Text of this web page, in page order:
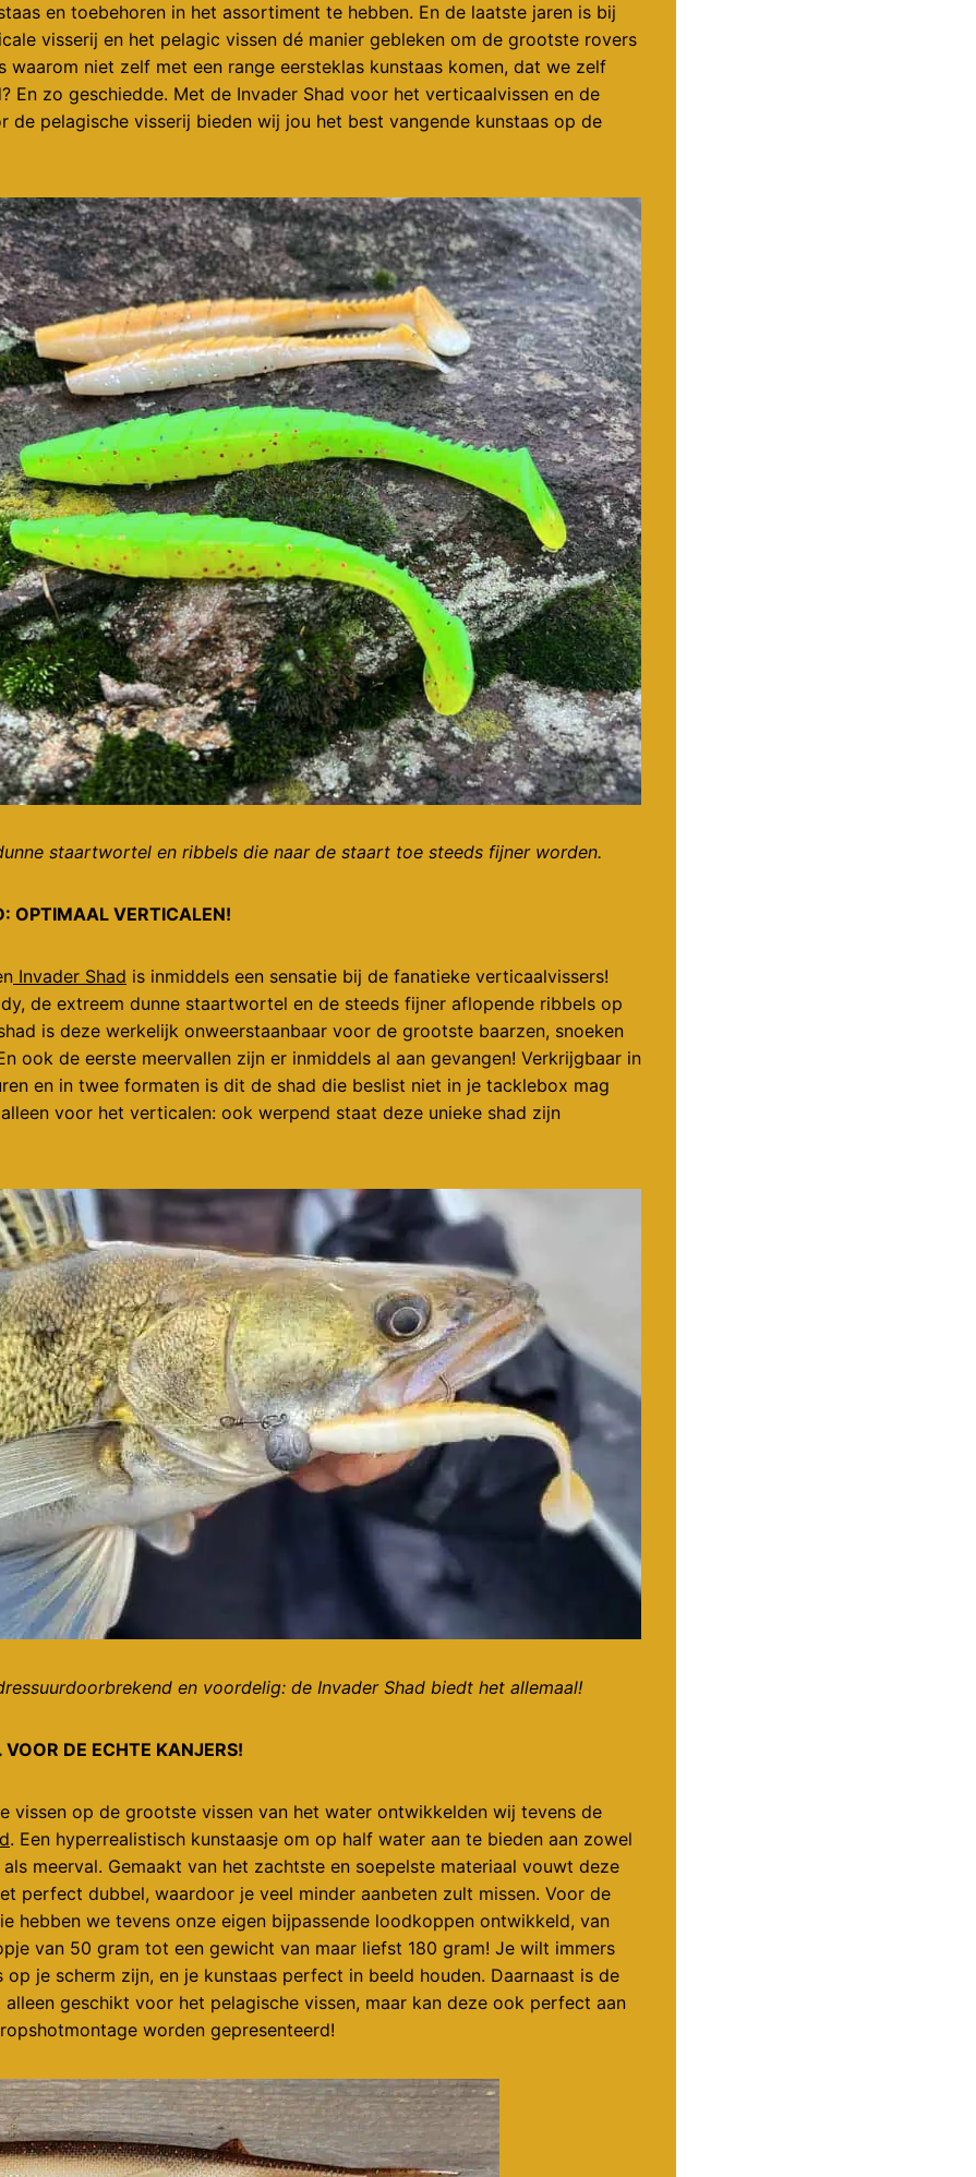
en toebehoren in het assortiment te hebben. En de laatste jaren is bij
visserij en het pelagic vissen dé manier gebleken om de grootste rovers
waarom niet zelf met een range eersteklas kunstaas komen, dat we zelf
En zo geschiedde. Met de Invader Shad voor het verticaalvissen en de
de pelagische visserij bieden wij jou het best vangende kunstaas op de
staartwortel en ribbels die naar de staart toe steeds fijner worden.
OPTIMAAL VERTICALEN!
Invader Shad is inmiddels een sensatie bij de fanatieke verticaalvissers!
de extreem dunne staartwortel en de steeds fijner aflopende ribbels op
is deze werkelijk onweerstaanbaar voor de grootste baarzen, snoeken
ook de eerste meervallen zijn er inmiddels al aan gevangen! Verkrijgbaar in
en in twee formaten is dit de shad die beslist niet in je tacklebox mag
voor het verticalen: ook werpend staat deze unieke shad zijn
en voordelig: de Invader Shad biedt het allemaal!
VOOR DE ECHTE KANJERS!
vissen op de grootste vissen van het water ontwikkelden wij tevens de
. Een hyperrealistisch kunstaasje om op half water aan te bieden aan zowel
meerval. Gemaakt van het zachtste en soepelste materiaal vouwt deze
perfect dubbel, waardoor je veel minder aanbeten zult missen. Voor de
hebben we tevens onze eigen bijpassende loodkoppen ontwikkeld, van
van 50 gram tot een gewicht van maar liefst 180 gram! Je wilt immers
op je scherm zijn, en je kunstaas perfect in beeld houden. Daarnaast is de
alleen geschikt voor het pelagische vissen, maar kan deze ook perfect aan
worden gepresenteerd!